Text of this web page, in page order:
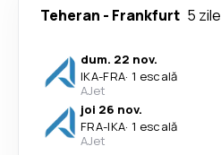
Teheran - Frankfurt 5 zile
dum. 22 nov.
IKA-FRA· 1 escală
AJet
joi 26 nov.
FRA-IKA· 1 escală
AJet